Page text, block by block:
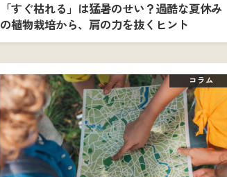
「すぐ枯れる」は猛暑のせい？過酷な夏休み
の植物栽培から、肩の力を抜くヒント
コラム